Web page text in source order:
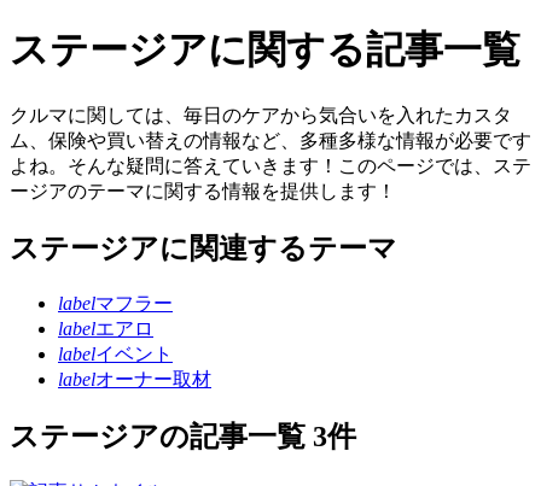
ステージアに関する記事一覧
クルマに関しては、毎日のケアから気合いを入れたカスタ
ム、保険や買い替えの情報など、多種多様な情報が必要です
よね。そんな疑問に答えていきます！このページでは、ステ
ージアのテーマに関する情報を提供します！
ステージアに関連するテーマ
labelマフラー
labelエアロ
labelイベント
labelオーナー取材
ステージアの記事一覧 3件